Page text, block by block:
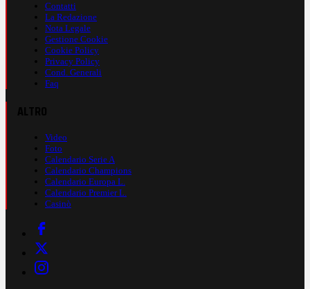
Contatti
La Redazione
Nota Legale
Gestione Cookie
Cookie Policy
Privacy Policy
Cond. Generali
Faq
Video
Foto
Calendario Serie A
Calendario Champions
Calendario Europa L.
Calendario Premier L.
Casinò